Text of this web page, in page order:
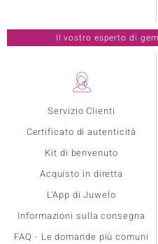
Servizio Clienti
Certificato di autenticità
Kit di benvenuto
Acquisto in diretta
L'App di Juwelo
Informazioni sulla consegna
FAQ - Le domande più comuni
Il vostro esperto di